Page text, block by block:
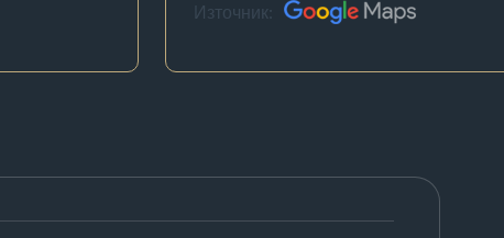
Източник: